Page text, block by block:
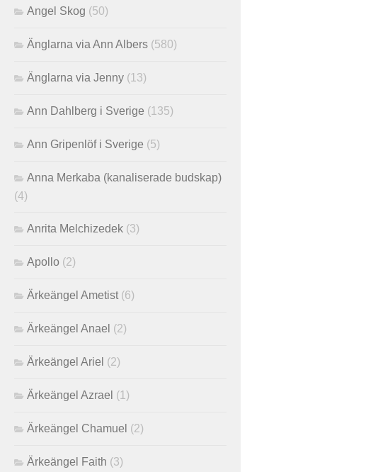
Angel Skog (50)
Änglarna via Ann Albers (580)
Änglarna via Jenny (13)
Ann Dahlberg i Sverige (135)
Ann Gripenlöf i Sverige (5)
Anna Merkaba (kanaliserade budskap)
(4)
Anrita Melchizedek (3)
Apollo (2)
Ärkeängel Ametist (6)
Ärkeängel Anael (2)
Ärkeängel Ariel (2)
Ärkeängel Azrael (1)
Ärkeängel Chamuel (2)
Ärkeängel Faith (3)